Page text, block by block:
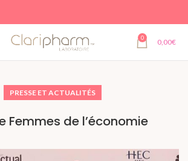
0 0,00€
PRESSE ET ACTUALITÉS
Femmes de l’économie